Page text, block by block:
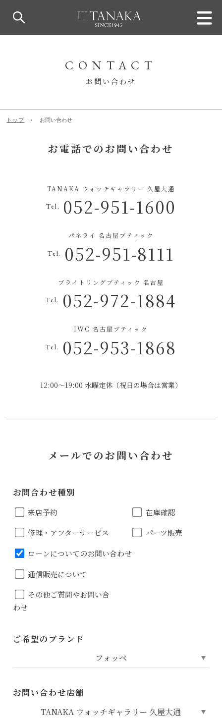
CONTACT
お問い合わせ
トップ お問い合わせ
お電話でのお問い合わせ
TANAKA ウォッチギャラリー 久屋大通
Tel. 052-951-1600
パネライ 名古屋ブティック
Tel. 052-951-8111
ブライトリングブティック 名古屋
Tel. 052-972-1884
IWC 名古屋ブティック
Tel. 052-953-1868
12:00～19:00 水曜定休（祝日の場合は営業）
メールでのお問い合わせ
お問合わせ種別
来店予約
在庫確認
修理・アフターサービス
パーツ販売
ローンについてのお問い合わせ
通信販売について
その他ご質問やお問い合
わせ
ご希望のブランド
お問い合わせ店舗